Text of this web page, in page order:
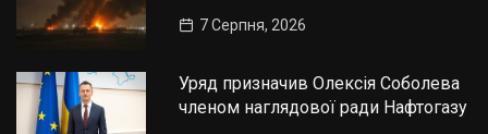
7 Серпня, 2026
Уряд призначив Олексія Соболева
членом наглядової ради Нафтогазу